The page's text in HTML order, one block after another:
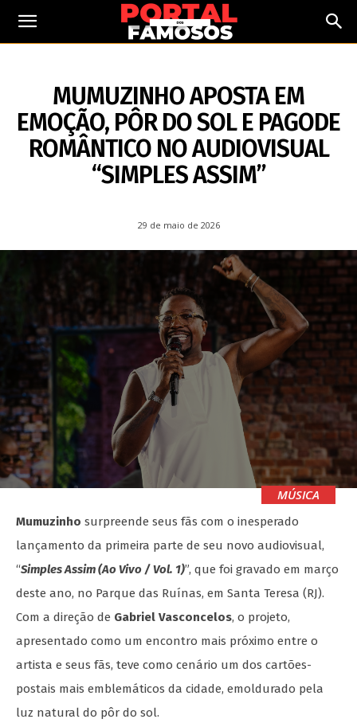
29 DE MAIO DE 2026
MUMUZINHO APOSTA EM
EMOÇÃO, PÔR DO SOL E PAGODE
ROMÂNTICO NO AUDIOVISUAL
“SIMPLES ASSIM”
29 de maio de 2026
MÚSICA
Mumuzinho surpreende seus fãs com o inesperado
lançamento da primeira parte de seu novo audiovisual,
“Simples Assim (Ao Vivo / Vol. 1)”, que foi gravado em março
deste ano, no Parque das Ruínas, em Santa Teresa (RJ).
Com a direção de Gabriel Vasconcelos, o projeto,
apresentado como um encontro mais próximo entre o
artista e seus fãs, teve como cenário um dos cartões-
postais mais emblemáticos da cidade, emoldurado pela
luz natural do pôr do sol.